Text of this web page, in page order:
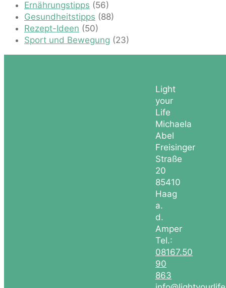
Ernährungstipps (56)
Gesundheitstipps (88)
Rezept-Ideen (50)
Sport und Bewegung (23)
Light
your
Life
Michaela
Abel
Freisinger
Straße
20
85410
Haag
a.
d.
Amper
Tel.:
08167.50
90
863